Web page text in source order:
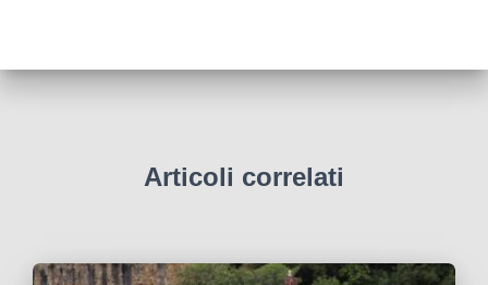
Articoli correlati